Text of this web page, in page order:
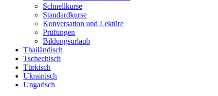
Schnellkurse
Standardkurse
Konversation und Lektüre
Prüfungen
Bildungsurlaub
Thailändisch
Tschechisch
Türkisch
Ukrainisch
Ungarisch